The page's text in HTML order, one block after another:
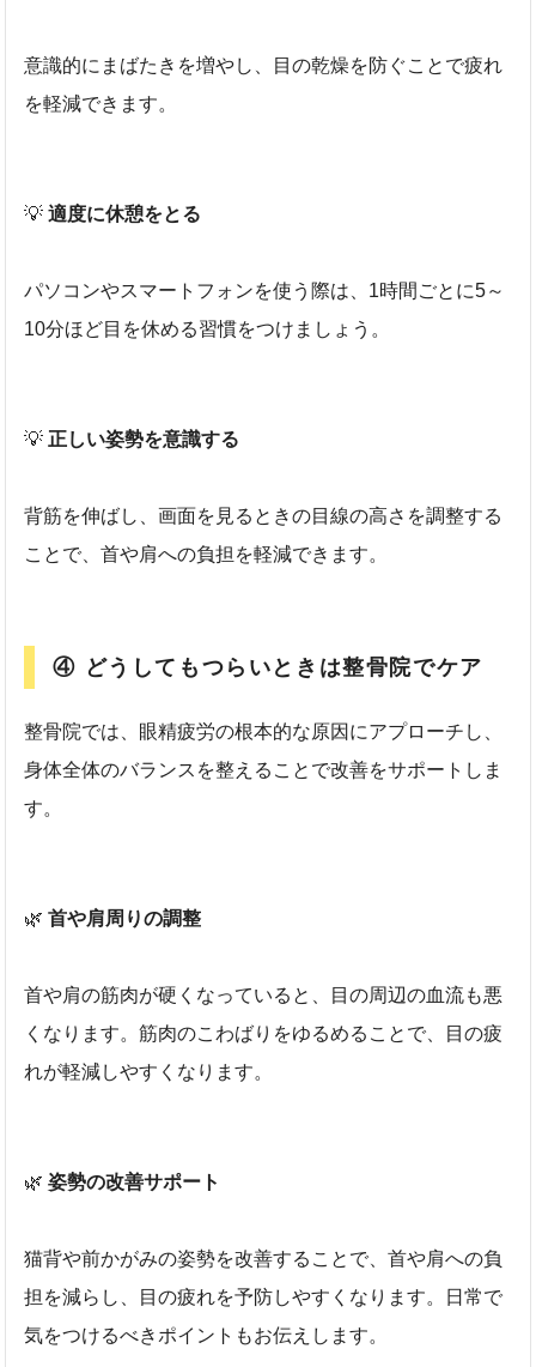
意識的にまばたきを増やし、目の乾燥を防ぐことで疲れ
を軽減できます。
💡適度に休憩をとる
パソコンやスマートフォンを使う際は、1時間ごとに5～
10分ほど目を休める習慣をつけましょう。
💡 正しい姿勢を意識する
背筋を伸ばし、画面を見るときの目線の高さを調整する
ことで、首や肩への負担を軽減できます。
④ どうしてもつらいときは整骨院でケア
整骨院では、眼精疲労の根本的な原因にアプローチし、
身体全体のバランスを整えることで改善をサポートしま
す。
🌿首や肩周りの調整
首や肩の筋肉が硬くなっていると、目の周辺の血流も悪
くなります。筋肉のこわばりをゆるめることで、目の疲
れが軽減しやすくなります。
🌿姿勢の改善サポート
猫背や前かがみの姿勢を改善することで、首や肩への負
担を減らし、目の疲れを予防しやすくなります。日常で
気をつけるべきポイントもお伝えします。